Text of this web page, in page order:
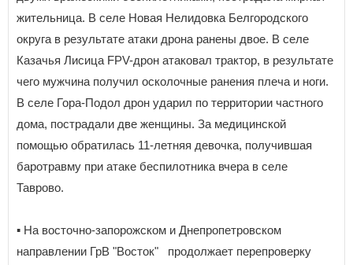
жительница. В селе Новая Нелидовка Белгородского
округа в результате атаки дрона ранены двое. В селе
Казачья Лисица FPV-дрон атаковал трактор, в результате
чего мужчина получил осколочные ранения плеча и ноги.
В селе Гора-Подол дрон ударил по территории частного
дома, пострадали две женщины. За медицинской
помощью обратилась 11-летняя девочка, получившая
баротравму при атаке беспилотника вчера в селе
Таврово.
▪️ На восточно-запорожском и Днепропетровском
направлении ГрВ "Восток" продолжает перепроверку